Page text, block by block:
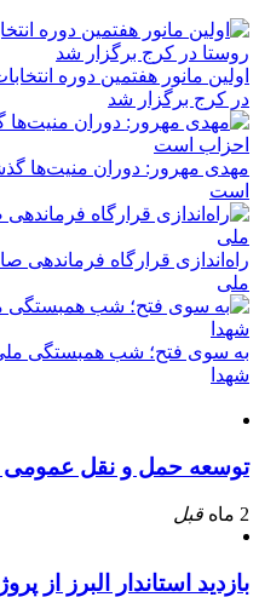
اولین مانور هفتمین دوره
در کرج برگزار شد
مهدی مهرور: دوران منیت‌ها
است
راه‌اندازی قرارگاه فرماندهی
ملی
به سوی فتح؛ شب همبستگی
شهدا
توسعه حمل و نقل
2 ماه قبل
بازدید استاندار البرز از